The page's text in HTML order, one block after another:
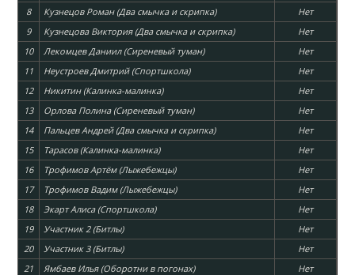
8
Кузнецов Роман (Два смычка и скрипка)
Нет
9
Кузнецова Виктория (Два смычка и скрипка)
Нет
10
Лекомцев Даниил (Сиреневый туман)
Нет
11
Неустроев Дмитрий (Спортшкола)
Нет
12
Никитин (Калинка-малинка)
Нет
13
Орлова Полина (Сиреневый туман)
Нет
14
Пальцев Андрей (Два смычка и скрипка)
Нет
15
Тарасов (Калинка-малинка)
Нет
16
Трофимов Артём (Лыжебежцы)
Нет
17
Трофимов Вадим (Лыжебежцы)
Нет
18
Экарт Алиса (Спортшкола)
Нет
19
Участник 2 (Битлы)
Нет
20
Участник 3 (Битлы)
Нет
21
Ямбаев Илья (Оборотни в погонах) Нет